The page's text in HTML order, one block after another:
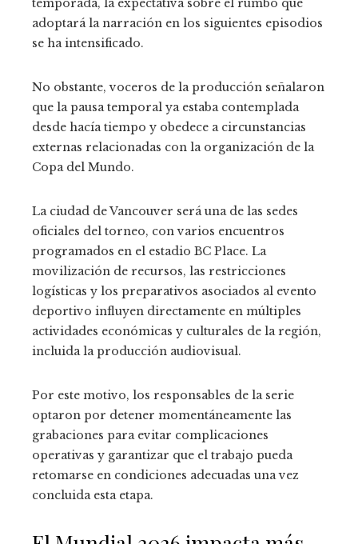
temporada, la expectativa sobre el rumbo que
adoptará la narración en los siguientes episodios
se ha intensificado.
No obstante, voceros de la producción señalaron
que la pausa temporal ya estaba contemplada
desde hacía tiempo y obedece a circunstancias
externas relacionadas con la organización de la
Copa del Mundo.
La ciudad de Vancouver será una de las sedes
oficiales del torneo, con varios encuentros
programados en el estadio BC Place. La
movilización de recursos, las restricciones
logísticas y los preparativos asociados al evento
deportivo influyen directamente en múltiples
actividades económicas y culturales de la región,
incluida la producción audiovisual.
Por este motivo, los responsables de la serie
optaron por detener momentáneamente las
grabaciones para evitar complicaciones
operativas y garantizar que el trabajo pueda
retomarse en condiciones adecuadas una vez
concluida esta etapa.